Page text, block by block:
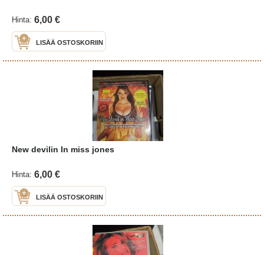
Hinta: 6,00 €
LISÄÄ OSTOSKORIIN
New devilin In miss jones
Hinta: 6,00 €
LISÄÄ OSTOSKORIIN